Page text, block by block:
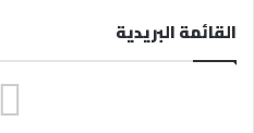
القائمة البريدية